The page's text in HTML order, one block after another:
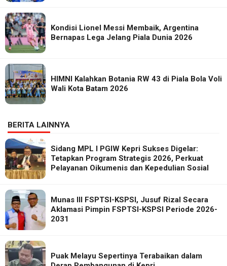
Kondisi Lionel Messi Membaik, Argentina
Bernapas Lega Jelang Piala Dunia 2026
HIMNI Kalahkan Botania RW 43 di Piala Bola Voli
Wali Kota Batam 2026
BERITA LAINNYA
Sidang MPL I PGIW Kepri Sukses Digelar:
Tetapkan Program Strategis 2026, Perkuat
Pelayanan Oikumenis dan Kepedulian Sosial
Munas III FSPTSI-KSPSI, Jusuf Rizal Secara
Aklamasi Pimpin FSPTSI-KSPSI Periode 2026-
2031
Puak Melayu Sepertinya Terabaikan dalam